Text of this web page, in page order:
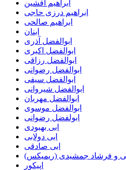
ابراهیم افشین
ابراهیم درزی حاجی
ابراهیم صالحی
ابنان
ابوالفضل آذری
ابوالفضل اکبری
ابوالفضل رزاقی
ابوالفضل رضوانی
ابوالفضل سیفی
ابوالفضل شیروانی
ابوالفضل مهربان
ابوالفضل موسوی
ابولفضل رضوانی
ابی بهبودی
ابی دولابی
ابی صادقی
و فرشاد جمشیدی (ریمیکس)
اپیکور